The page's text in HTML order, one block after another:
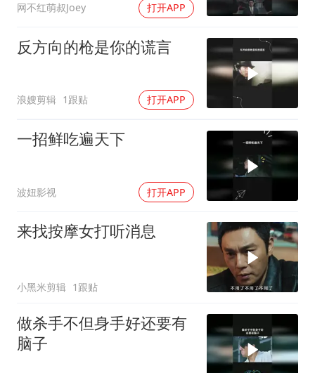
网不红萌叔Joey 打开APP
反方向的枪是你的谎言
浪嫂剪辑 1跟贴 打开APP
一招鲜吃遍天下
波妞影视 打开APP
来找按摩女打听消息
小黑米剪辑 1跟贴
做杀手不但身手好还要有
脑子